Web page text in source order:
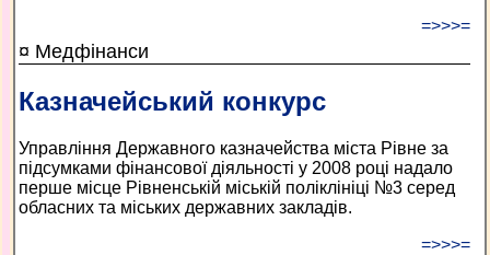
=>>>=
¤ Медфінанси
Казначейський конкурс
Управління Державного казначейства міста Рівне за
підсумками фінансової діяльності у 2008 році надало
перше місце Рівненській міській поліклініці №3 серед
обласних та міських державних закладів.
=>>>=